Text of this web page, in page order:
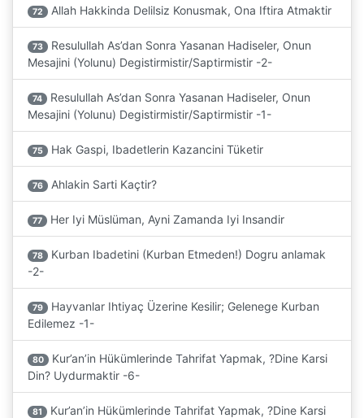
72 Allah Hakkinda Delilsiz Konusmak, Ona Iftira Atmaktir
73
Resulullah As’dan Sonra Yasanan Hadiseler, Onun
Mesajini (Yolunu) Degistirmistir/Saptirmistir -2-
74
Resulullah As’dan Sonra Yasanan Hadiseler, Onun
Mesajini (Yolunu) Degistirmistir/Saptirmistir -1-
75 Hak Gaspi, Ibadetlerin Kazancini Tüketir
76 Ahlakin Sarti Kaçtir?
77 Her Iyi Müslüman, Ayni Zamanda Iyi Insandir
78
Kurban Ibadetini (Kurban Etmeden!) Dogru anlamak
-2-
79
Hayvanlar Ihtiyaç Üzerine Kesilir; Gelenege Kurban
Edilemez -1-
80
Kur’an’in Hükümlerinde Tahrifat Yapmak, ?Dine Karsi
Din? Uydurmaktir -6-
81
Kur’an’in Hükümlerinde Tahrifat Yapmak, ?Dine Karsi